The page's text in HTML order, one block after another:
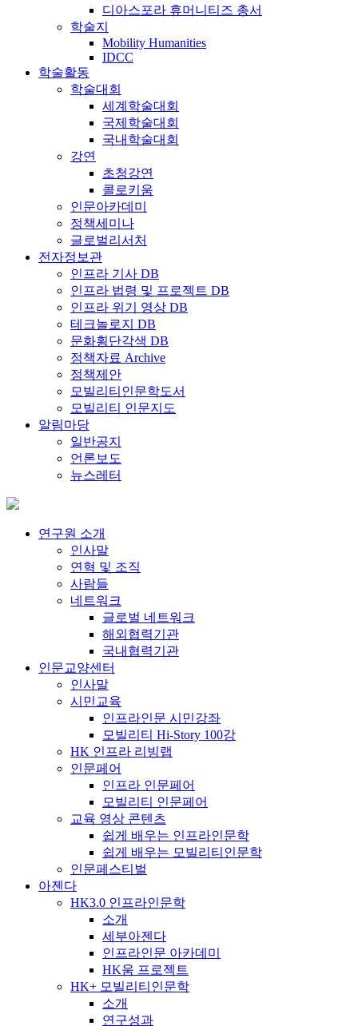
디아스포라 휴머니티즈 총서
학술지
Mobility Humanities
IDCC
학술활동
학술대회
세계학술대회
국제학술대회
국내학술대회
강연
초청강연
콜로키움
인문아카데미
정책세미나
글로벌리서처
전자정보관
인프라 기사 DB
인프라 법령 및 프로젝트 DB
인프라 위기 영상 DB
테크놀로지 DB
문화횡단각색 DB
정책자료 Archive
정책제안
모빌리티인문학도서
모빌리티 인문지도
알림마당
일반공지
언론보도
뉴스레터
연구원 소개
인사말
연혁 및 조직
사람들
네트워크
글로벌 네트워크
해외협력기관
국내협력기관
인문교양센터
인사말
시민교육
인프라인문 시민강좌
모빌리티 Hi-Story 100강
HK 인프라 리빙랩
인문페어
인프라 인문페어
모빌리티 인문페어
교육 영상 콘텐츠
쉽게 배우는 인프라인문학
쉽게 배우는 모빌리티인문학
인문페스티벌
아젠다
HK3.0 인프라인문학
소개
세부아젠다
인프라인문 아카데미
HK움 프로젝트
HK+ 모빌리티인문학
소개
연구성과